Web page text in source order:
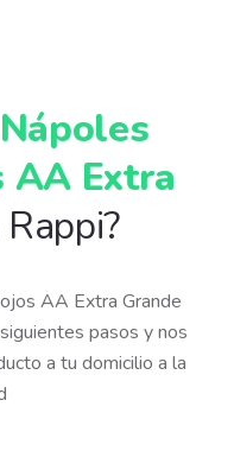
Nápoles
AA Extra
AA Extra Grande
pasos y nos
a tu domicilio a la